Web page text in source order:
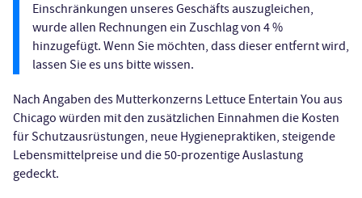
Einschränkungen unseres Geschäfts auszugleichen,
wurde allen Rechnungen ein Zuschlag von 4 %
hinzugefügt. Wenn Sie möchten, dass dieser entfernt wird,
lassen Sie es uns bitte wissen.
Nach Angaben des Mutterkonzerns Lettuce Entertain You aus
Chicago würden mit den zusätzlichen Einnahmen die Kosten
für Schutzausrüstungen, neue Hygienepraktiken, steigende
Lebensmittelpreise und die 50-prozentige Auslastung
gedeckt.